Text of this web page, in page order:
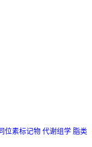
位素标记物 代谢组学 脂类